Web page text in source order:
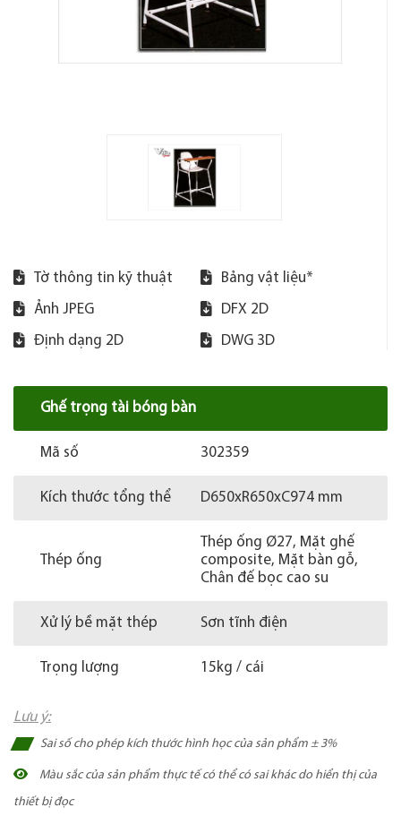
Tờ thông tin kỹ thuật Bảng vật liệu*
Ảnh JPEG DFX 2D
Định dạng 2D DWG 3D
Ghế trọng tài bóng bàn
Mã số 302359
Kích thước tổng thể D650xR650xC974 mm
Thép ống
Thép ống Ø27, Mặt ghế
composite, Mặt bàn gỗ,
Chân đế bọc cao su
Xử lý bề mặt thép Sơn tĩnh điện
Trọng lượng 15kg / cái
Lưu ý:
Sai số cho phép kích thước hình học của sản phẩm ± 3%
Màu sắc của sản phẩm thực tế có thể có sai khác do hiển thị của
thiết bị đọc